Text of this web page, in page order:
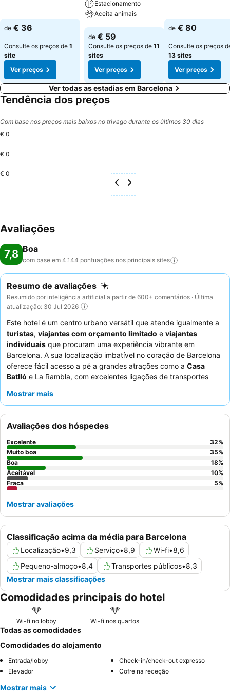
de € 36
Consulte os preços de 1
site
Ver preços
Estacionamento
Aceita animais
Ver preços
de € 59
Consulte os preços de 11
sites
Ver preços
de € 80
Consulte os preços
13 sites
Ver preços
Ver todas as estadias em Barcelona
Tendência dos preços
Com base nos preços mais baixos no trivago durante os últimos 30 dias
€ 0
€ 0
€ 0
Avaliações
7,8 Boa
com base em 4.144 pontuações nos principais sites
Resumo de avaliações
Resumido por inteligência artificial a partir de 600+ comentários · Última
atualização: 30 Jul 2026
Este hotel é um centro urbano versátil que atende igualmente a
turistas, viajantes com orçamento limitado e viajantes
individuais que procuram uma experiência vibrante em
Barcelona. A sua localização imbatível no coração de Barcelona
oferece fácil acesso a pé a grandes atrações como a Casa
Batlló e La Rambla, com excelentes ligações de transportes
propriedade distingue-se por uma
preparar as suas próprias refeições. Os hóspedes elogiam
consistentemente os funcionários simpáticos e prestativos, e os
destaques incluem café, chá e croissants gratuitos, juntamente
com uma
social. Para uma estadia mais
tranquila, os hóspedes devem considerar solicitar um quarto
virado para longe da estrada principal.
Mostrar mais
Classificação acima da média para Barcelona
Localização•9,3 Serviço•8,9 Wi-fi•8,6
Pequeno-almoço•8,4 Transportes públicos•8,3
Mostrar mais classificações
Avaliações dos hóspedes
Excelente 32%
Muito boa
35%
Boa
18%
Aceitável
10%
Fraca
5%
Mostrar avaliações
Comodidades principais do hotel
Wi-fi no lobby Wi-fi nos quartos
Todas as comodidades
Comodidades do alojamento
Entrada/lobby
Check-in/check-out expresso
Elevador
Cofre na receção
Mostrar mais